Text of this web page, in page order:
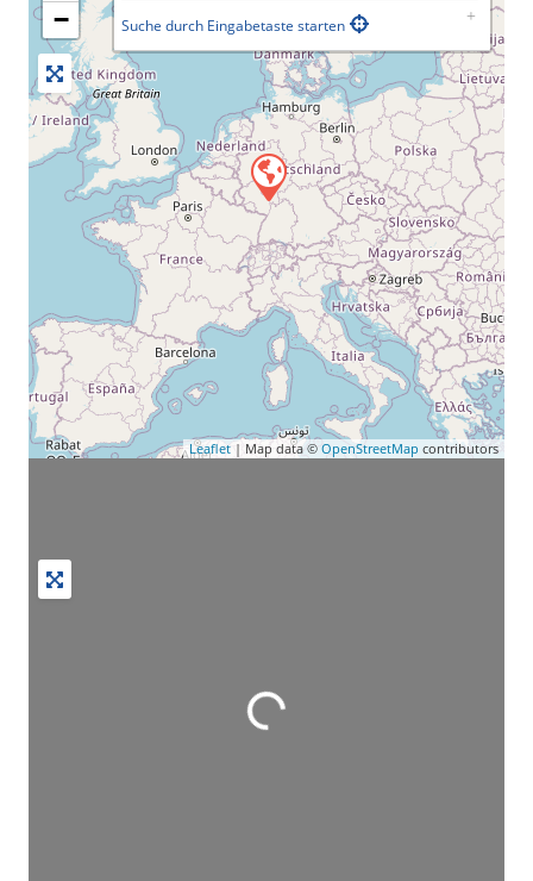
−
Suche durch Eingabetaste starten
Leaflet | Map data © OpenStreetMap contributors
Wird geladen …